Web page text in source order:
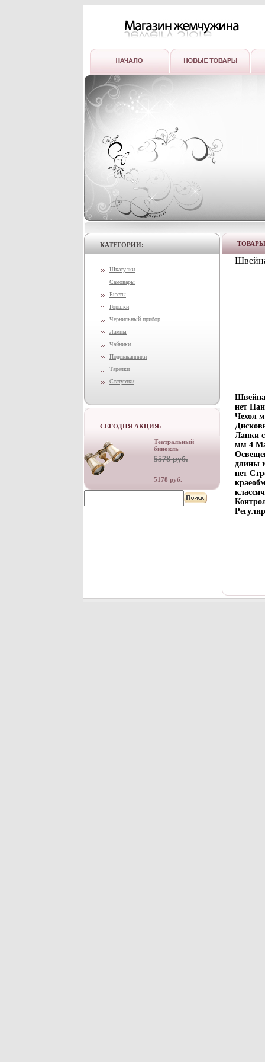
КАТЕГОРИИ:
Шкатулки
Самовары
Бюсты
Горшки
Чернильный прибор
Лампы
Чайники
Подстаканники
Тарелки
Статуэтки
СЕГОДНЯ АКЦИЯ:
Театральный
бинокль
5578 руб.
5178 руб.
ТОВАРЫ
нет
Чехол
Лапки
мм 4
длины
нет